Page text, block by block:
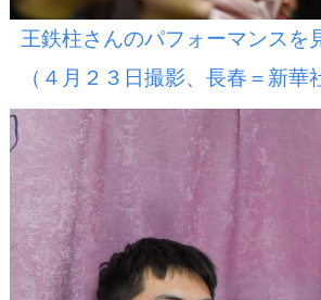
王鉄柱さんのパフォーマンスを
（４月２３日撮影、長春＝新華